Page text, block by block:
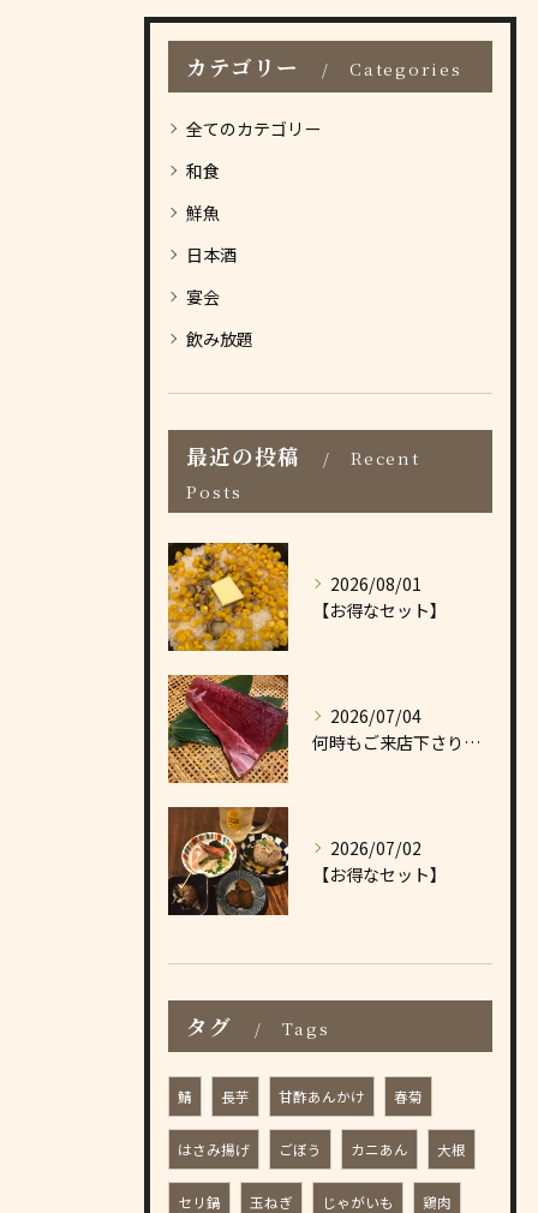
カテゴリー Categories
全てのカテゴリー
和食
鮮魚
日本酒
宴会
飲み放題
最近の投稿
Recent
Posts
2026/08/01
【お得なセット】
2026/07/04
何時もご来店下さりありがとうございます
2026/07/02
【お得なセット】
タグ Tags
鯖 長芋 甘酢あんかけ 春菊
はさみ揚げ ごぼう カニあん 大根
セリ鍋 玉ねぎ じゃがいも 鶏肉